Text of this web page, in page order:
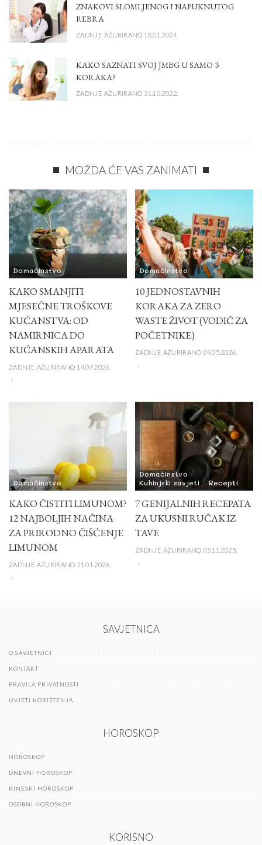
ZNAKOVI SLOMLJENOG I NAPUKNUTOG
REBRA
ZADNJE AŽURIRANO 18.01.2024.
KAKO SAZNATI SVOJ JMBG U SAMO 3
KORAKA?
ZADNJE AŽURIRANO 31.10.2022.
MOŽDA ĆE VAS ZANIMATI
Domaćinstvo
KAKO SMANJITI
MJESEČNE TROŠKOVE
KUĆANSTVA: OD
NAMIRNICA DO
KUĆANSKIH APARATA
ZADNJE AŽURIRANO 14.07.2026.
Domaćinstvo
10 JEDNOSTAVNIH
KORAKA ZA ZERO
WASTE ŽIVOT (VODIČ ZA
POČETNIKE)
ZADNJE AŽURIRANO 09.05.2026.
Domaćinstvo
KAKO ČISTITI LIMUNOM?
12 NAJBOLJIH NAČINA
ZA PRIRODNO ČIŠĆENJE
LIMUNOM
ZADNJE AŽURIRANO 21.01.2026.
Domaćinstvo
Kuhinjski savjeti
Recepti
7 GENIJALNIH RECEPATA
ZA UKUSNI RUČAK IZ
TAVE
ZADNJE AŽURIRANO 05.11.2025.
SAVJETNICA
O SAVJETNICI
KONTAKT
PRAVILA PRIVATNOSTI
UVJETI KORIŠTENJA
HOROSKOP
HOROSKOP
DNEVNI HOROSKOP
KINESKI HOROSKOP
OSOBNI HOROSKOP
KORISNO